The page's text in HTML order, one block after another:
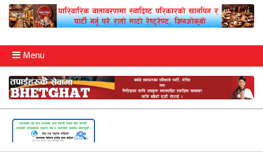
Menu